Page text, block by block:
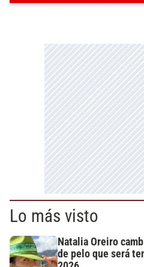
Lo más visto
Natalia Oreiro
de pelo que será